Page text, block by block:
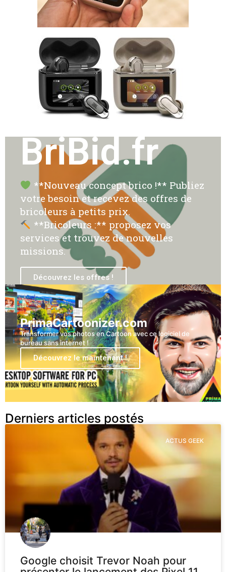
BriBid.fr
**Nouveau concept brico !** Publiez
votre besoin et recevez des offres de
bricoleurs à petits prix.
**Bricoleurs :** proposez vos
services et trouvez de nouvelles
missions.
Découvrez les offres !
PrimaCartoonizer.com
Transformer vos photos en Cartoon avec ce logiciel de
bureau sans internet !
Découvrez le maintenant !
Derniers articles postés
ACTUS GEEK
Google choisit Trevor Noah pour